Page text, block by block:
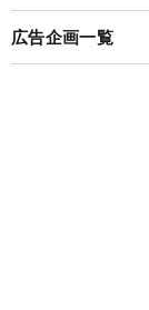
広告企画一覧